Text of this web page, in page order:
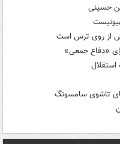
حسینی
از روی ترس است
«دفاع جمعی»
استقلال
تاشوی سامسونگ